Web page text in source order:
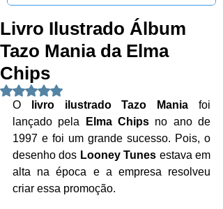
Livro Ilustrado Álbum
Tazo Mania da Elma
Chips
Avaliado com NaN de 5 estrelas.
O livro ilustrado Tazo Mania foi
lançado pela
Elma Chips no ano de
1997 e foi um grande sucesso. Pois, o
desenho dos Looney Tunes estava em
alta na época e a empresa resolveu
criar essa promoção.